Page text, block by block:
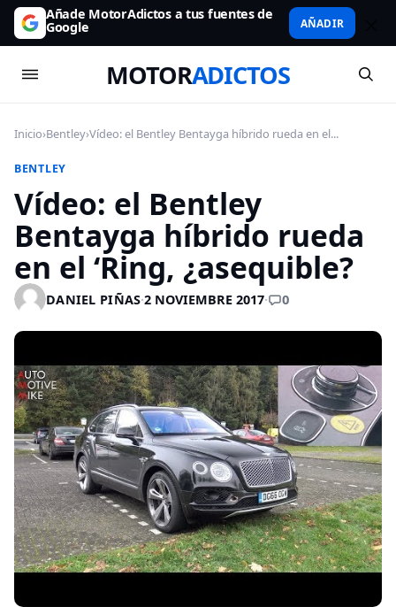
Añade MotorAdictos a tus fuentes de
Google AÑADIR
MOTORADICTOS
Inicio›Bentley›Vídeo: el Bentley Bentayga híbrido rueda en el...
BENTLEY
Vídeo: el Bentley
Bentayga híbrido rueda
en el ‘Ring, ¿asequible?
DANIEL PIÑAS·2 NOVIEMBRE 2017· 0